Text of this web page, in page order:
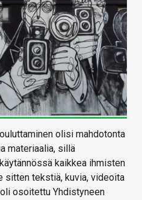
olisi mahdotonta
materiaalia, sillä
kaikkea ihmisten
sitten tekstiä, kuvia, videoita
osoitettu Yhdistyneen